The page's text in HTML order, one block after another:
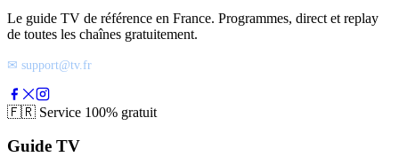
Le guide TV de référence en France. Programmes, direct et replay
de toutes les chaînes gratuitement.
✉ support@tv.fr
🇫🇷 Service 100% gratuit
Guide TV